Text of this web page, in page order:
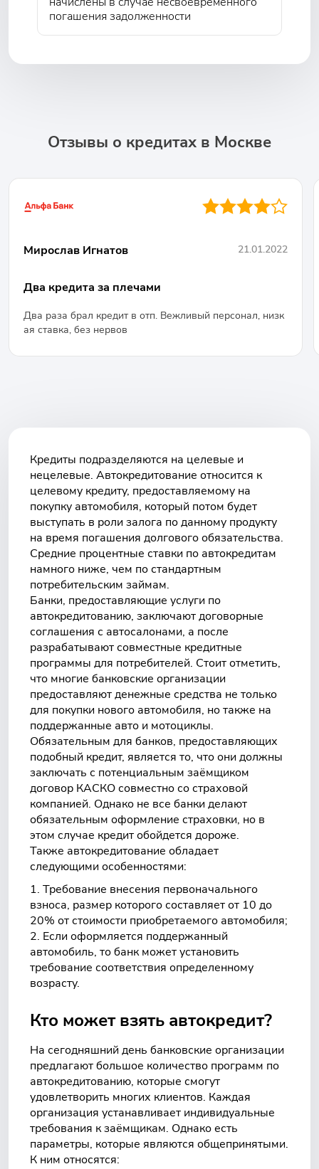
погашения задолженности
Отзывы о кредитах в Москве
●●●●○
Мирослав Игнатов 21.01.2022
Два кредита за плечами
Два раза брал кредит в отп. Вежливый персонал, низк
ая ставка, без нервов
Кредиты подразделяются на целевые и
нецелевые. Автокредитование относится к
целевому кредиту, предоставляемому на
покупку автомобиля, который потом будет
выступать в роли залога по данному продукту
на время погашения долгового обязательства.
Средние процентные ставки по автокредитам
намного ниже, чем по стандартным
потребительским займам.
Банки, предоставляющие услуги по
автокредитованию, заключают договорные
соглашения с автосалонами, а после
разрабатывают совместные кредитные
программы для потребителей. Стоит отметить,
что многие банковские организации
предоставляют денежные средства не только
для покупки нового автомобиля, но также на
поддержанные авто и мотоциклы.
Обязательным для банков, предоставляющих
подобный кредит, является то, что они должны
заключать с потенциальным заёмщиком
договор КАСКО совместно со страховой
компанией. Однако не все банки делают
обязательным оформление страховки, но в
этом случае кредит обойдется дороже.
Также автокредитование обладает
следующими особенностями:
Требование внесения первоначального
взноса, размер которого составляет от 10 до
20% от стоимости приобретаемого автомобиля;
Если оформляется поддержанный
автомобиль, то банк может установить
требование соответствия определенному
возрасту.
Кто может взять автокредит?
На сегодняшний день банковские организации
предлагают большое количество программ по
автокредитованию, которые смогут
удовлетворить многих клиентов. Каждая
организация устанавливает индивидуальные
требования к заёмщикам. Однако есть
параметры, которые являются общепринятыми.
К ним относятся: